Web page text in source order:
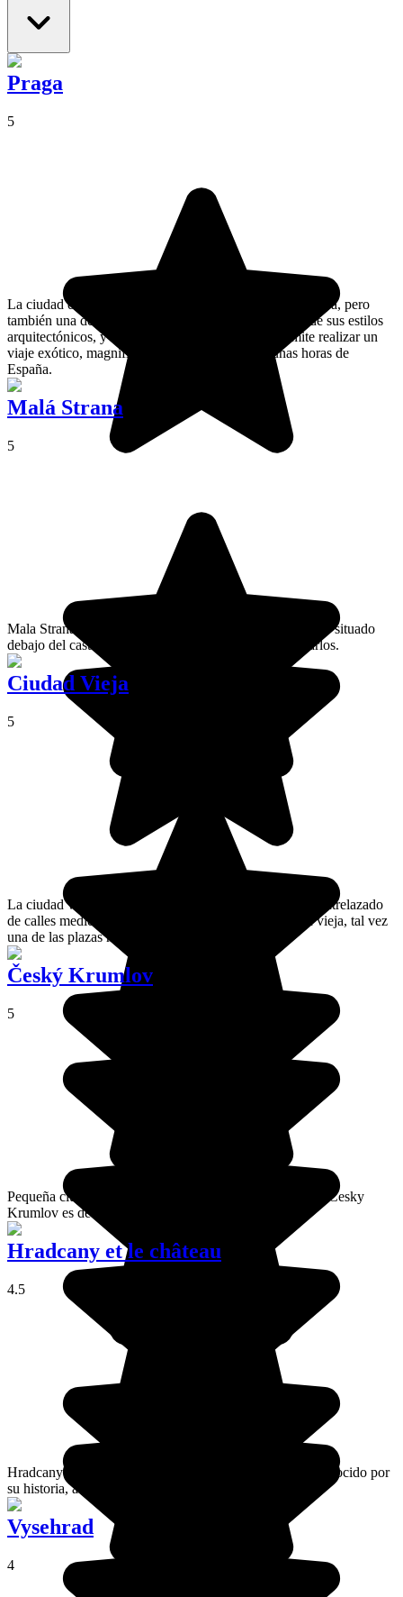
Praga
5
La ciudad de Praga es una de las más hermosas de Europa, pero
también una de las más interesantes por la diversidad de sus estilos
arquitectónicos, y su pasado comunista, que te permite realizar un
viaje exótico, magnífico y asequible a tan sólo unas horas de
España.
Malá Strana
5
Mala Strana o el « Barrio pequeño » es el hermoso barrio situado
debajo del castillo de Praga, al otro lado del puente Carlos.
Ciudad Vieja
5
La ciudad vieja de Praga o Staré Mesto es un hermoso entrelazado
de calles medievales que llevan a la plaza de la ciudad vieja, tal vez
una de las plazas más bellas de Europa.
Český Krumlov
5
Pequeña ciudad ubicada en los meandros del río Vltava, Cesky
Krumlov es de una belleza tal que parece irreal.
Hradcany et le château
4.5
Hradcany es el barrio que alberga el castillo de Praga, conocido por
su historia, así como por su gran encanto.
Vysehrad
4